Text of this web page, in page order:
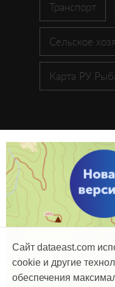
Транспорт
Сельское
Карта РУ
Сайт dataeast.com
cookie и другие
обеспечения